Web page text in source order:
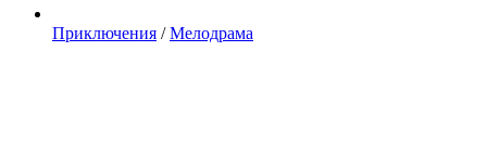
Приключения /Мелодрама